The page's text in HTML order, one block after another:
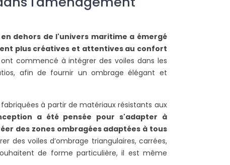
mètres par 4 mètres est
indéniablement un des modèles
les plus demandés, elle...
en installant une voile
Suivez nos indications
de la...
Lire la suite
dehors de l'univers maritime a émergé
plus créatives et attentives au confort
commencé à intégrer des voiles dans les
afin de fournir un ombrage élégant et
à partir de matériaux résistants aux
a été pensée pour s'adapter à
des zones ombragées adaptées à tous
des voiles d’ombrage triangulaires, carrées,
de forme particulière, il est même